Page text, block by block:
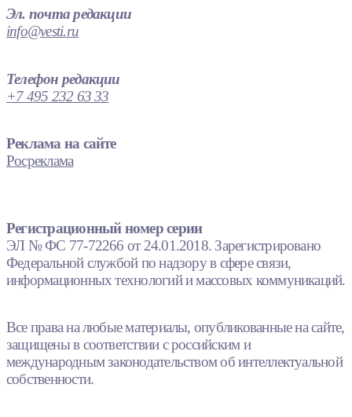
Эл. почта редакции
info@vesti.ru
Телефон редакции
+7 495 232 63 33
Реклама на сайте
Росреклама
Регистрационный номер серии
ЭЛ № ФС 77-72266 от 24.01.2018. Зарегистрировано
Федеральной службой по надзору в сфере связи,
информационных технологий и массовых коммуникаций.
Все права на любые материалы, опубликованные на сайте,
защищены в соответствии с российским и
международным законодательством об интеллектуальной
собственности.